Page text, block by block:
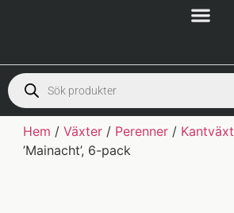
Hem /Växter / Perenner / Kantväxt
’Mainacht’, 6-pack